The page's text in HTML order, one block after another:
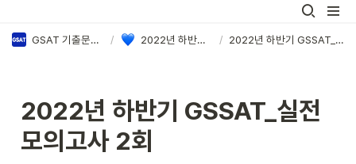
GSAT 기출문제 PDF & 정답·해설 모음 / 2022년 하반기 삼성 GSAT 정답·해설 / 2022년 하반기 GSSAT_실전 모의고사 2회
2022년 하반기 GSSAT_실전
모의고사 2회